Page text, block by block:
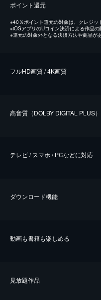
ポイント還元
※40％ポイント還元の対象は、クレジッ
※iOSアプリのUコイン決済による作品
※還元の対象外となる決済方法や商品が
フルHD画質 / 4K画質
⾼⾳質（DOLBY DIGITAL PLUS）
テレビ / スマホ / PCなどに対応
ダウンロード機能
動画も書籍も楽しめる
⾒放題作品